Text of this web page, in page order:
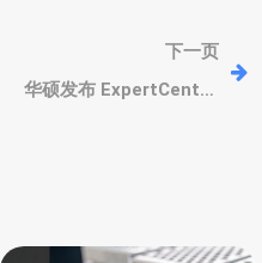
下一页
华硕发布 ExpertCenter